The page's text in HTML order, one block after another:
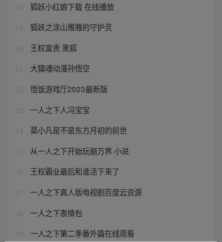
18 狐妖小红娘下载 在线播放
19 狐妖之涂山雅雅的守护灵
20 王权富贵 黑狐
21 大猿魂动漫孙悟空
22 悟饭游戏厅2023最新版
23 一人之下人冯宝宝
24 莫小凡是不是东方月初的前世
25 从一人之下开始玩崩万界 小说
26 王权霸业最后和谁活下来了
27 一人之下真人版电视剧百度云资源
28 一人之下表情包
29 一人之下第二季番外篇在线观看